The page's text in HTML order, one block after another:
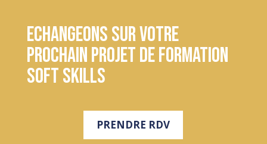
Echangeons sur votre
prochain projet de formation
soft skills
PRENDRE RDV